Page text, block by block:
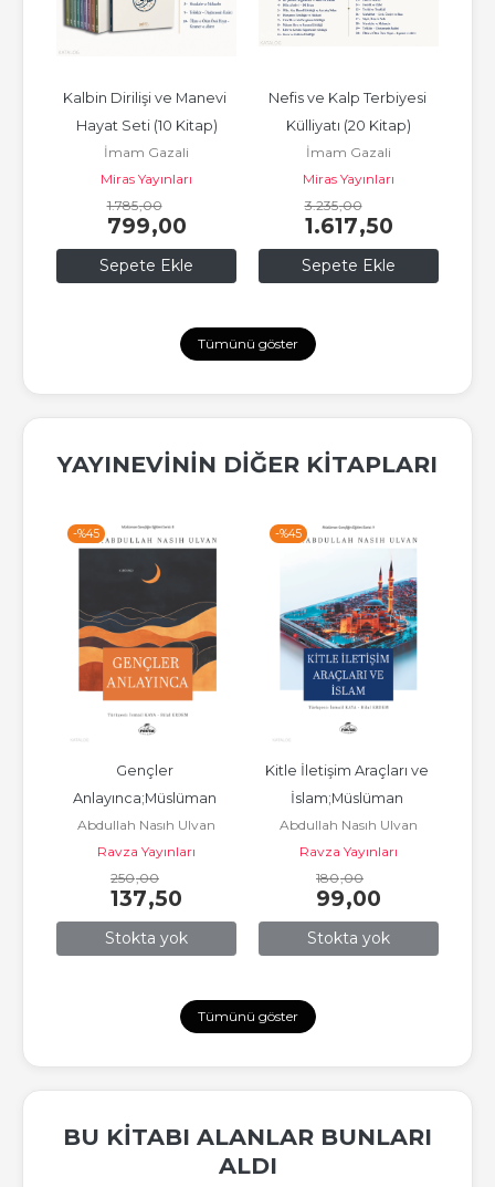
Sepete Ekle
Kalbin Dirilişi ve Manevi
Hayat Seti (10 Kitap)
İmam Gazali
Miras Yayınları
1.785,00
799,00
Sepete Ekle
Nefis ve Kalp Terbiyesi
Külliyatı (20 Kitap)
İmam Gazali
Miras Yayınları
3.235,00
1.617,50
Tümünü göster
YAYINEVININ DIĞER KITAPLARI
-%45
Stokta yok
Gençler
Anlayınca;Müslüman
Gençliğin Eğitim Serisi: 8
Abdullah Nasıh Ulvan
Ravza Yayınları
250,00
137,50
-%45
Stokta yok
Kitle İletişim Araçları ve
İslam;Müslüman
Gençliğin Eğitim Serisi: 9
Abdullah Nasıh Ulvan
Ravza Yayınları
180,00
99,00
Tümünü göster
BU KITABI ALANLAR BUNLARI
ALDI